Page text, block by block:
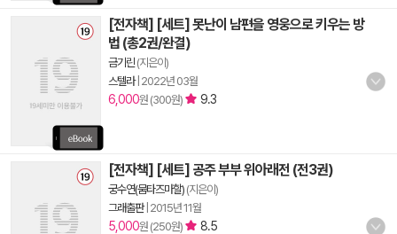
[전자책] [세트] 못난이 남편을 영웅으로 키우는 방
법 (총2권/완결)
금기린 (지은이)
스텔라| 2022년 03월
6,000원 (300원) 9.3
[전자책] [세트] 공주 부부 위아래전 (전3권)
궁수연(뭄타즈마할) (지은이)
그래출판| 2015년 11월
5,000원 (250원) 8.5